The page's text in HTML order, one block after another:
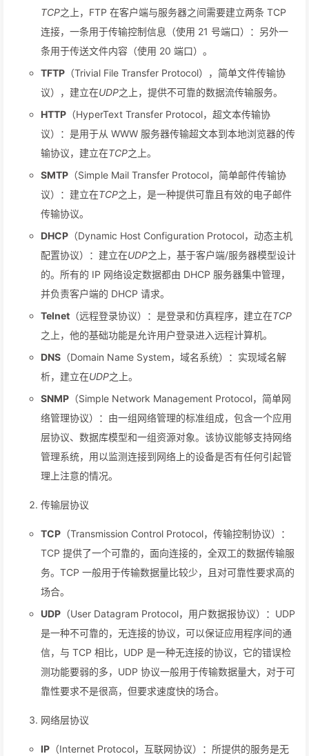
TCP之上，FTP 在客户端与服务器之间需要建立两条 TCP
连接，一条用于传输控制信息（使用 21 号端口）：另外一
条用于传送文件内容（使用 20 端口）。
TFTP （Trivial File Transfer Protocol），简单文件传输协
议），建立在UDP之上，提供不可靠的数据流传输服务。
HTTP （HyperText Transfer Protocol，超文本传输协
议）：是用于从 WWW 服务器传输超文本到本地浏览器的传
输协议，建立在TCP之上。
SMTP （Simple Mail Transfer Protocol，简单邮件传输协
议）：建立在TCP之上，是一种提供可靠且有效的电子邮件
传输协议。
DHCP （Dynamic Host Configuration Protocol，动态主机
配置协议）：建立在UDP之上，基于客户端/服务器模型设计
的。所有的 IP 网络设定数据都由 DHCP 服务器集中管理，
并负责客户端的 DHCP 请求。
Telnet （远程登录协议）：是登录和仿真程序，建立在TCP
之上，他的基础功能是允许用户登录进入远程计算机。
DNS （Domain Name System，域名系统）：实现域名解
析，建立在UDP之上。
SNMP （Simple Network Management Protocol，简单网
络管理协议）：由一组网络管理的标准组成，包含一个应用
层协议、数据库模型和一组资源对象。该协议能够支持网络
管理系统，用以监测连接到网络上的设备是否有任何引起管
理上注意的情况。
传输层协议
TCP （Transmission Control Protocol，传输控制协议）：
TCP 提供了一个可靠的，面向连接的，全双工的数据传输服
务。TCP 一般用于传输数据量比较少，且对可靠性要求高的
场合。
UDP （User Datagram Protocol，用户数据报协议）：UDP
是一种不可靠的，无连接的协议，可以保证应用程序间的通
信，与 TCP 相比，UDP 是一种无连接的协议，它的错误检
测功能要弱的多，UDP 协议一般用于传输数据量大，对于可
靠性要求不是很高，但要求速度快的场合。
网络层协议
IP （Internet Protocol，互联网协议）：所提供的服务是无